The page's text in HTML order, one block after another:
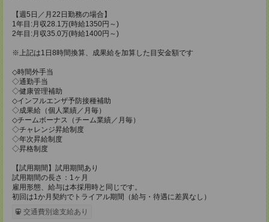
【週5日／月22日勤務の場合】
1年目:月収28.1万(時給1350円～)
2年目:月収35.0万(時給1400円～)
※上記は1日8時間換算、成果給を加算した目安金額です
◇時間外手当
◇通勤手当
◇健康管理補助
◇インフルエンザ予防接種補助
◇成果給（個人業績／月毎）​
◇チームボーナス（チーム業績／月毎）
◇チャレンジ昇給制度
◇年次昇給制度
◇昇格制度
【試用期間】試用期間あり
試用期間の長さ：1ヶ月
雇用形態、給与は本採用時と同じです。
初回は1か月契約でトライアル期間（給与・待遇に差異なし）
交通費別途支給あり